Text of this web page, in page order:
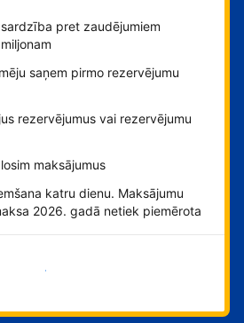
pret zaudējumiem
saņem pirmo rezervējumu
rezervējumus vai rezervējumu
maksājumus
katru dienu. Maksājumu
2026. gadā netiek piemērota
Sāciet tūlīt!